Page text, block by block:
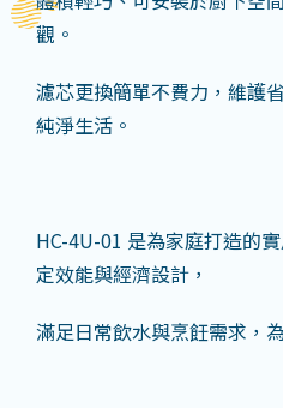
觀。
濾芯更換簡單不費力，維護
純淨生活。
HC-4U-01 是為家庭打造的
定效能與經濟設計，
滿足日常飲水與烹飪需求，